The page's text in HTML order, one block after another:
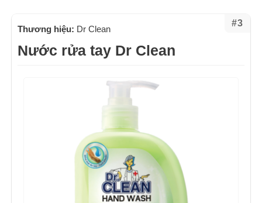
#3
Thương hiệu: Dr Clean
Nước rửa tay Dr Clean